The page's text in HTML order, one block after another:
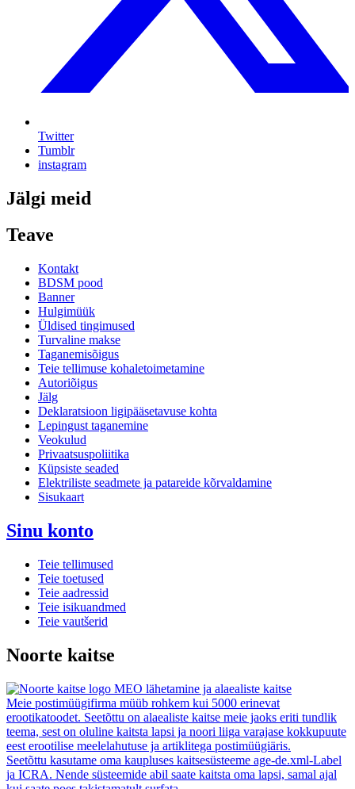
Twitter
Tumblr
instagram
Jälgi meid
Teave
Kontakt
BDSM pood
Banner
Hulgimüük
Üldised tingimused
Turvaline makse
Taganemisõigus
Teie tellimuse kohaletoimetamine
Autoriõigus
Jälg
Deklaratsioon ligipääsetavuse kohta
Lepingust taganemine
Veokulud
Privaatsuspoliitika
Küpsiste seaded
Elektriliste seadmete ja patareide kõrvaldamine
Sisukaart
Sinu konto
Teie tellimused
Teie toetused
Teie aadressid
Teie isikuandmed
Teie vautšerid
Noorte kaitse
MEO lähetamine ja alaealiste kaitse
Meie postimüügifirma müüb rohkem kui 5000 erinevat
erootikatoodet. Seetõttu on alaealiste kaitse meie jaoks eriti tundlik
teema, sest on oluline kaitsta lapsi ja noori liiga varajase kokkupuute
eest erootilise meelelahutuse ja artiklitega postimüügiäris.
Seetõttu kasutame oma kaupluses kaitsesüsteeme age-de.xml-Label
ja ICRA. Nende süsteemide abil saate kaitsta oma lapsi, samal ajal